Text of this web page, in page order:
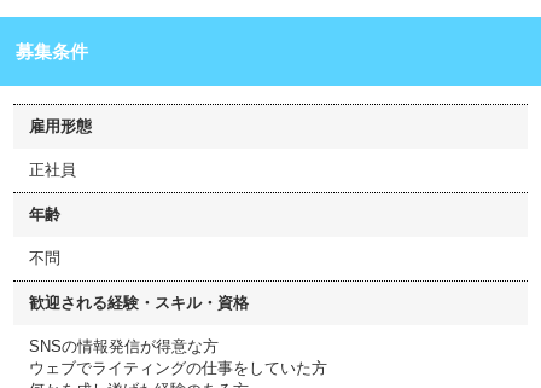
募集条件
雇用形態
正社員
年齢
不問
歓迎される経験・スキル・資格
SNSの情報発信が得意な方
ウェブでライティングの仕事をしていた方